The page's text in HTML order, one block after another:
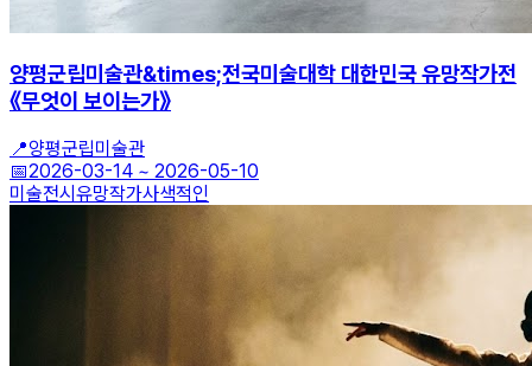
양평군립미술관&times;전국미술대학 대한민국 유망작가전
《무엇이 보이는가》
📍양평군립미술관
📅2026-03-14 ~ 2026-05-10
미술전시 유망작가사색적인